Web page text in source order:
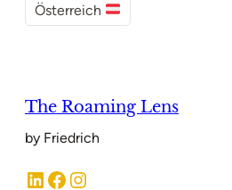
Österreich
The Roaming Lens
by Friedrich
LinkedIn Facebook Instagram